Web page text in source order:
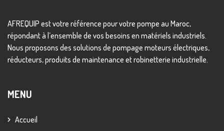
AFREQUIP est votre référence pour votre pompe au Maroc,
répondant à l’ensemble de vos besoins en matériels industriels.
Nous proposons des solutions de pompage moteurs électriques,
réducteurs, produits de maintenance et robinetterie industrielle.
MENU
Accueil